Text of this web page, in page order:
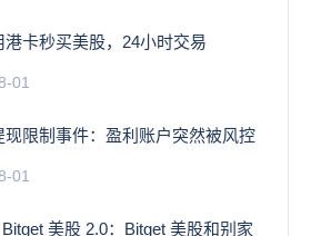
港卡秒买美股，24小时交易
01
现限制事件：盈利账户突然被风控
01
美股 2.0：Bitget 美股和别家